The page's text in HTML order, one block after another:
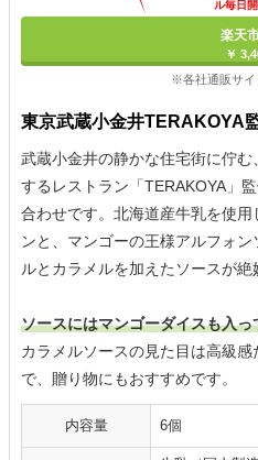
ル毎日
楽天
￥
※各社通販サイ
東京武蔵小金井TERAKOYA
武蔵小金井の静かな住宅街に佇
するレストラン「TERAKOYA」
合わせです。北海道産牛乳を使
ンと、マンゴーの王様アルフォ
ルとカラメルを加えたソースが絶
ソースにはマンゴーダイスも入
カラメルソースの見た目は高級
で、贈り物にもおすすめです。
内容量 6個